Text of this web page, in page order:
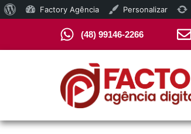
Factory Agência Personalizar
(48) 99146-2266